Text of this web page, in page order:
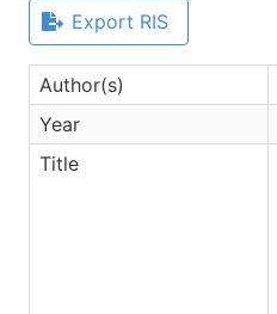
Export RIS
Author(s)
Year
Title